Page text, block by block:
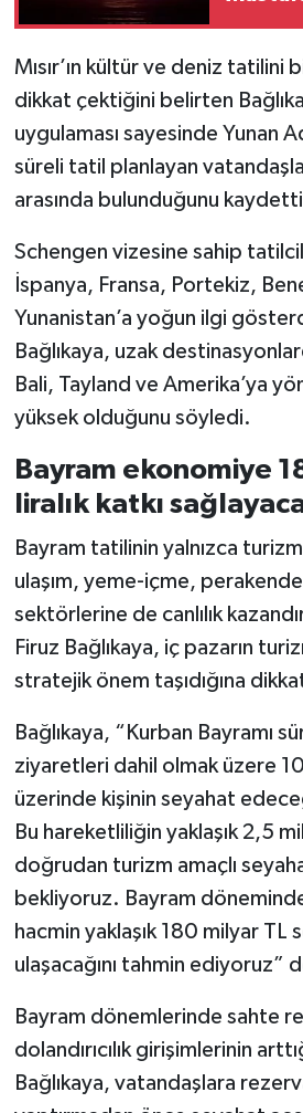
Mısır’ın kültür ve deniz tatilini
dikkat çektiğini belirten
uygulaması sayesinde Yunan
süreli tatil planlayan
arasında bulunduğunu
Schengen vizesine sahip
İspanya, Fransa, Portekiz,
Yunanistan’a yoğun ilgi
Bağlıkaya, uzak
Bali, Tayland ve Amerika’ya
yüksek olduğunu söyledi.
Bayram ekonomiye
liralık katkı
Bayram tatilinin yalnızca
ulaşım, yeme-içme,
sektörlerine de canlılık
Firuz Bağlıkaya, iç pazarın
stratejik önem taşıdığına
Bağlıkaya, “Kurban Bayramı
ziyaretleri dahil olmak üzere
üzerinde kişinin seyahat
Bu hareketliliğin yaklaşık 2,5
doğrudan turizm amaçlı
bekliyoruz. Bayram
hacmin yaklaşık 180 milyar TL
ulaşacağını tahmin ediyoruz”
Bayram dönemlerinde sahte
dolandırıcılık girişimlerinin
Bağlıkaya, vatandaşlara